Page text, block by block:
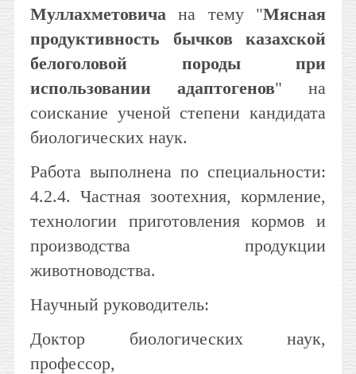
Муллахметовича на тему "Мясная
продуктивность бычков казахской
белоголовой породы при
использовании адаптогенов" на
соискание ученой степени кандидата
биологических наук.
Работа выполнена по специальности:
4.2.4. Частная зоотехния, кормление,
технологии приготовления кормов и
производства продукции
животноводства.
Научный руководитель:
Доктор биологических наук,
профессор,